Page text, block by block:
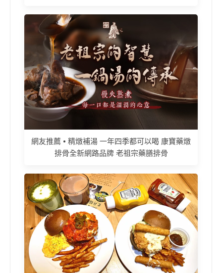
網友推薦 • 精燉補湯 一年四季都可以喝 康寶藥燉
排骨全新網路品牌 老祖宗藥膳排骨